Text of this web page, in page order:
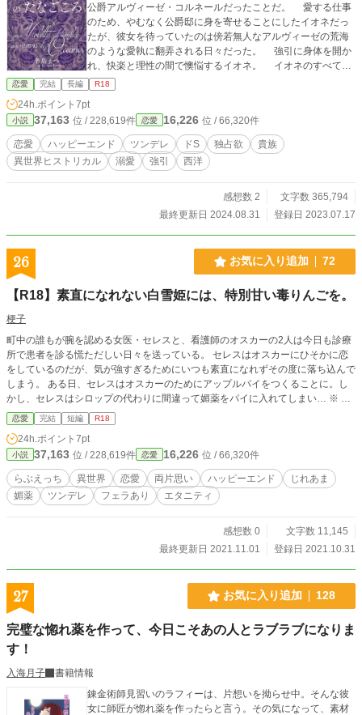
公爵アルヴィーゼ・コルネールだったことだ。 愛する仕事
のため、やむなく公爵邸に身を寄せることにしたイオネだっ
たが、彼女を待っていたのは傍若無人なアルヴィーゼの荒海
のような愛執に翻弄される日々だった。 強引に身体を開か
れ、快楽と理性の間で懊悩するイオネ。 イオネのすべてを
手に入れるために手段を選ばないアルヴィーゼ。 すれ違
い、求め合い、次第にほどけ合っていくふたりの、愛の攻
防。 ::::::::::::::::::::::::::::::::::::::::::::::::::::::: 【作者註】 ※性行為に於
いてやや無理矢理な表現があります。 ※〖エブリスタ〗〖ム
ーンライトノベルズ〗にて同一作品掲載中。左記には完結後
の短篇集も掲載中しています。 【連作紹介】 ＊本作の五年前
が舞台の『王城のマリナイア』、八年後が舞台の『レーヌ・
恋愛 完結 長編 R18
24h.ポイント 7pt
小説 37,163 位 / 228,619件 恋愛 16,226 位 / 66,320件
恋愛 ハッピーエンド ツンデレ ドS 独占欲
貴族
異世界ヒストリカル
溺愛 強引 西洋
感想数 2
文字数 365,794
最終更新日 2024.08.31
登録日 2023.07.17
26 お気に入り追加 72
【R18】素直になれない白雪姫には、特別甘い毒りんごを。
梗子
町中の誰もが腕を認める女医・セレスと、看護師のオスカーの2人は今日も診療
所で患者を診る慌ただしい日々を送っている。 セレスはオスカーにひそかに恋
をしているのだが、気が強すぎるためにいつも素直になれずその度に落ち込んで
しまう。 ある日、セレスはオスカーのためにアップルパイをつくることに。し
かし、セレスはシロップの代わりに間違って媚薬をパイに入れてしまい… ※ R1
8シーンに★をつけています。
恋愛 完結 短編 R18
24h.ポイント 7pt
小説 37,163 位 / 228,619件 恋愛 16,226 位 / 66,320件
らぶえっち 異世界 恋愛 両片思い ハッピーエンド
じれあま
媚薬
ツンデレ フェラあり エタニティ
感想数 0
文字数 11,145
最終更新日 2021.11.01
登録日 2021.10.31
27 お気に入り追加 128
完璧な惚れ薬を作って、今日こそあの人とラブラブになりま
す！
入海月子
書籍情報
錬金術師見習いのラフィーは、片想いを拗らせ中。そんな彼
女に師匠が惚れ薬を作ったらと言う。その気になって、素材